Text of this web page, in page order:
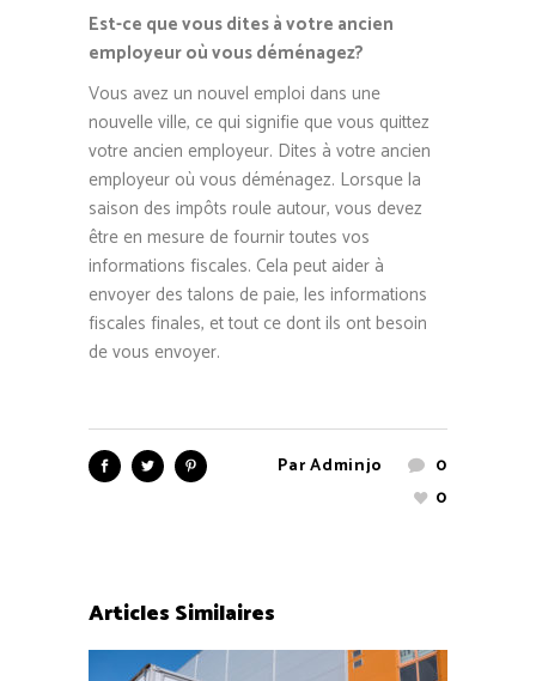
Est-ce que vous dites à votre ancien
employeur où vous déménagez?
Vous avez un nouvel emploi dans une
nouvelle ville, ce qui signifie que vous quittez
votre ancien employeur. Dites à votre ancien
employeur où vous déménagez. Lorsque la
saison des impôts roule autour, vous devez
être en mesure de fournir toutes vos
informations fiscales. Cela peut aider à
envoyer des talons de paie, les informations
fiscales finales, et tout ce dont ils ont besoin
de vous envoyer.
ParAdminjo
0
0
Articles Similaires